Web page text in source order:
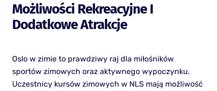
Możliwości Rekreacyjne I
Dodatkowe Atrakcje
Oslo w zimie to prawdziwy raj dla miłośników
sportów zimowych oraz aktywnego wypoczynku.
Uczestnicy kursów zimowych w NLS mają możliwość